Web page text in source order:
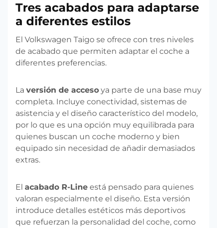
Tres acabados para adaptarse
a diferentes estilos
El Volkswagen Taigo se ofrece con tres niveles
de acabado que permiten adaptar el coche a
diferentes preferencias.
La versión de acceso ya parte de una base muy
completa. Incluye conectividad, sistemas de
asistencia y el diseño característico del modelo,
por lo que es una opción muy equilibrada para
quienes buscan un coche moderno y bien
equipado sin necesidad de añadir demasiados
extras.
El acabado R-Line está pensado para quienes
valoran especialmente el diseño. Esta versión
introduce detalles estéticos más deportivos
que refuerzan la personalidad del coche, como